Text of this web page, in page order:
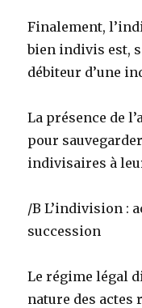
Finalement,
bien indivis est,
débiteur d’une
La présence de
pour
indivisaires à
/B L’indivision :
succession
Le régime légal
nature des actes